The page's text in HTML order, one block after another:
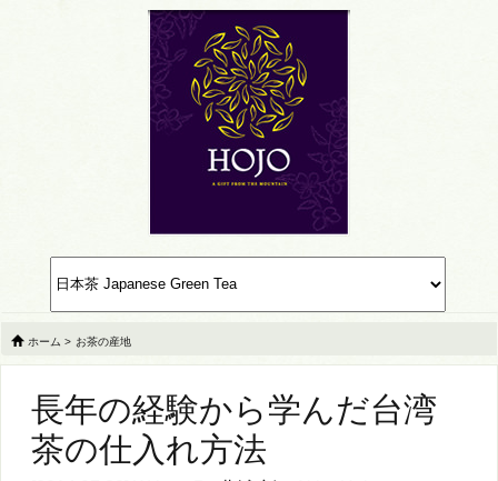
ホーム > お茶の産地
長年の経験から学んだ台湾
茶の仕入れ方法